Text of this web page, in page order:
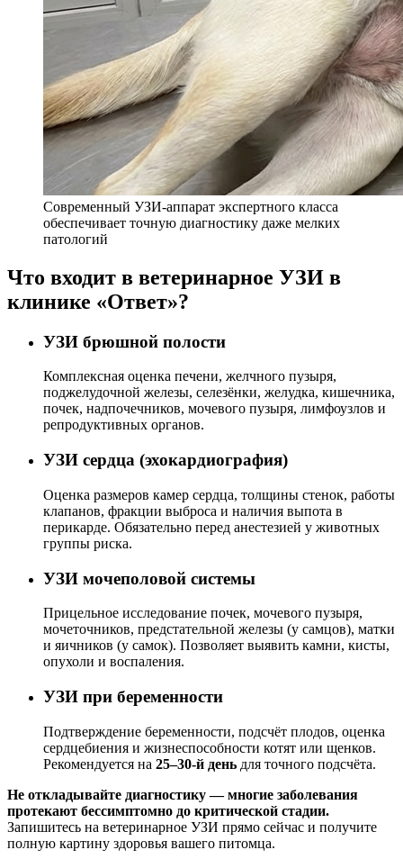
Современный УЗИ-аппарат экспертного класса
обеспечивает точную диагностику даже мелких
патологий
Что входит в ветеринарное УЗИ в
клинике «Ответ»?
УЗИ брюшной полости
Комплексная оценка печени, желчного пузыря,
поджелудочной железы, селезёнки, желудка, кишечника,
почек, надпочечников, мочевого пузыря, лимфоузлов и
репродуктивных органов.
УЗИ сердца (эхокардиография)
Оценка размеров камер сердца, толщины стенок, работы
клапанов, фракции выброса и наличия выпота в
перикарде. Обязательно перед анестезией у животных
группы риска.
УЗИ мочеполовой системы
Прицельное исследование почек, мочевого пузыря,
мочеточников, предстательной железы (у самцов), матки
и яичников (у самок). Позволяет выявить камни, кисты,
опухоли и воспаления.
УЗИ при беременности
Подтверждение беременности, подсчёт плодов, оценка
сердцебиения и жизнеспособности котят или щенков.
Рекомендуется на 25–30-й день для точного подсчёта.
Не откладывайте диагностику — многие заболевания
протекают бессимптомно до критической стадии.
Запишитесь на ветеринарное УЗИ прямо сейчас и получите
полную картину здоровья вашего питомца.